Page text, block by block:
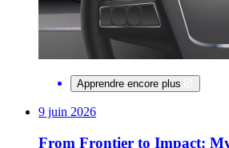
Apprendre encore plus
9 juin 2026
From Frontier to Impact: